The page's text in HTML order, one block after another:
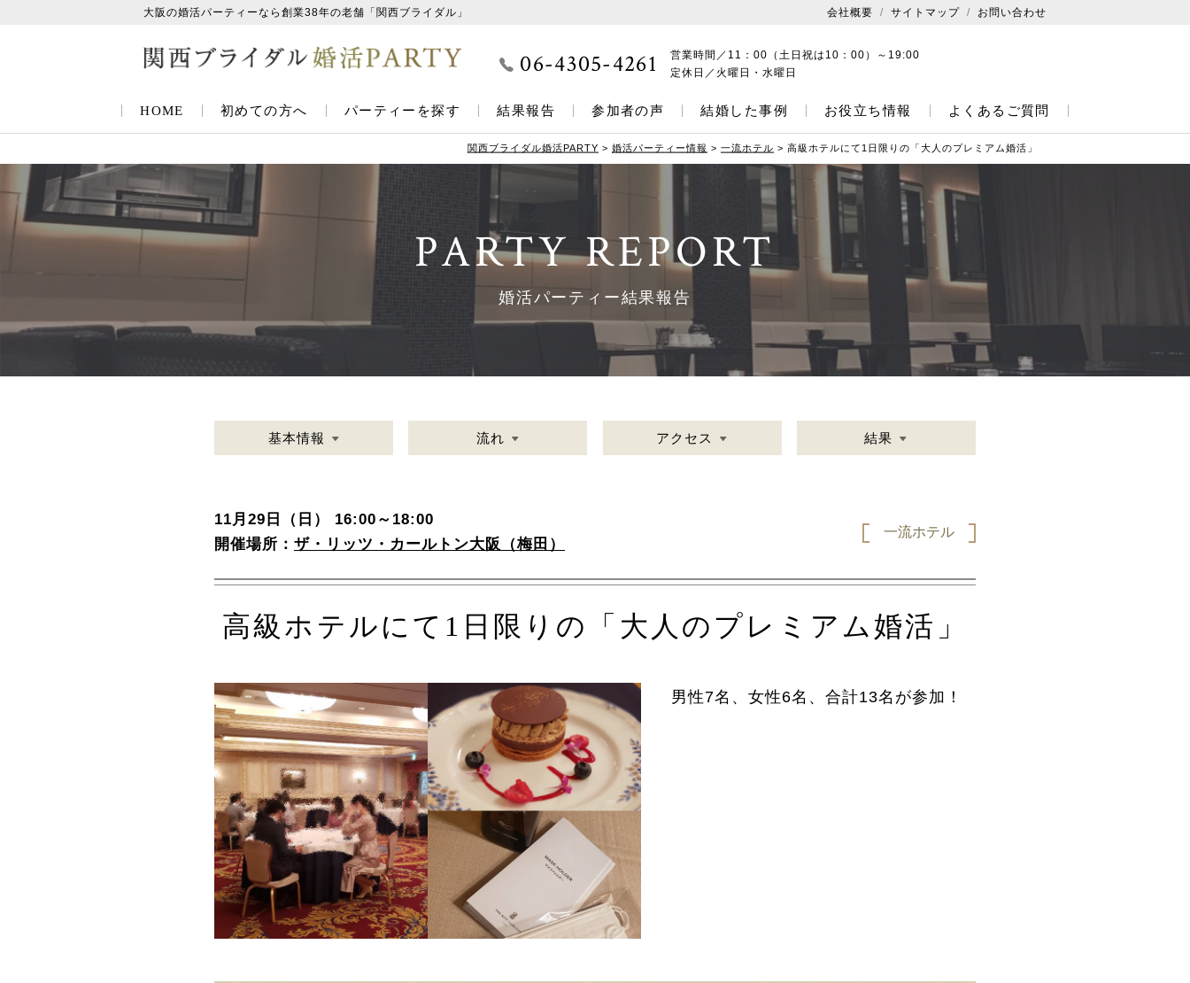
大阪の婚活パーティーなら創業38年の老舗「関西ブライダル」 会社概要 サイトマップ お問い合わせ
06-4305-4261 営業時間／ 11：00（土日祝は10：00）～19:00
定休日／ 火曜日・水曜日
HOME 初めての方へ パーティーを探す 結果報告 参加者の声 結婚した事例 お役立ち情報 よくあるご質問
関西ブライダル婚活PARTY > 婚活パーティー情報 > 一流ホテル > 高級ホテルにて1日限りの「大人のプレミアム婚活」
PARTY REPORT
婚活パーティー結果報告
基本情報 流れ アクセス 結果
11月29日（日） 16:00～18:00
開催場所： ザ・リッツ・カールトン大阪（梅田）
一流ホテル
高級ホテルにて1日限りの「大人のプレミアム婚活」
男性7名、女性6名、合計13名が参加！